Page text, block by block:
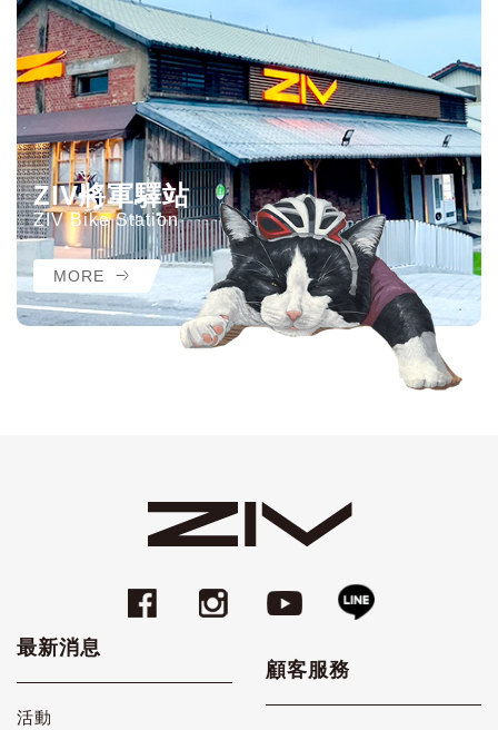
ZIV將軍驛站
ZIV Bike Station
MORE
最新消息
活動
顧客服務